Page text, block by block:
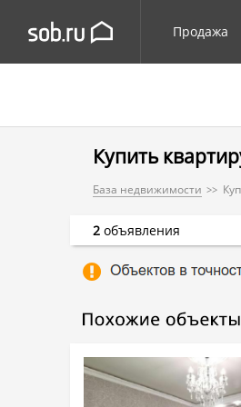
Продажа
Купить
База недвижимости
2 объявления